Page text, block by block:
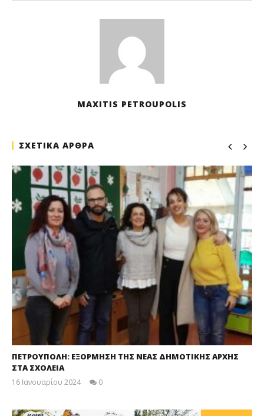
MAXITIS PETROUPOLIS
ΣΧΕΤΙΚΑ ΑΡΘΡΑ
ΠΕΤΡΟΥΠΟΛΗ: ΕΞΟΡΜΗΣΗ ΤΗΣ ΝΕΑΣ ΔΗΜΟΤΙΚΗΣ ΑΡΧΗΣ
ΣΤΑ ΣΧΟΛΕΙΑ
16 Ιανουαρίου 2024
0